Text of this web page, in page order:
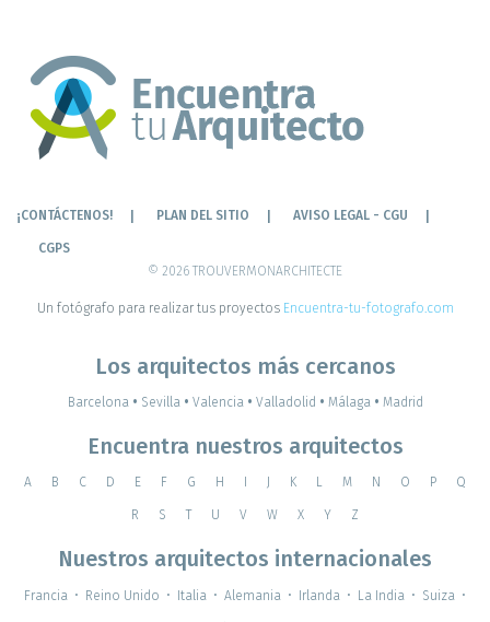
¡CONTÁCTENOS! PLAN DEL SITIO AVISO LEGAL - CGU
CGPS
© 2026 TROUVERMONARCHITECTE
Un fotógrafo para realizar tus proyectos Encuentra-tu-fotografo.com
Los arquitectos más cercanos
Barcelona • Sevilla • Valencia • Valladolid • Málaga • Madrid
Encuentra nuestros arquitectos
A B C D E F G H K L M N O P Q
R S T U V W X Y Z
Nuestros arquitectos internacionales
Francia • Reino Unido • Italia • Alemania • Irlanda • La India • Suiza •